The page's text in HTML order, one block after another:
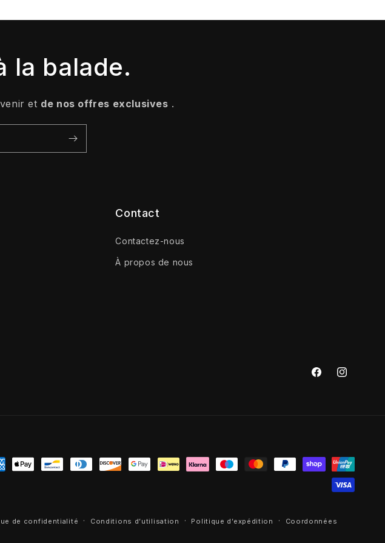
la balade.
et de nos offres exclusives .
Contact
Contactez-nous
À propos de nous
FacebookInstagram
de confidentialité Conditions d’utilisation Politique d’expédition Coordonnées